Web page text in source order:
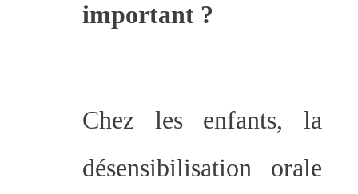
important ?
Chez les enfants, la
désensibilisation orale